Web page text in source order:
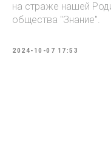
на страже нашей
общества "Знание".
2024-10-07 17:53